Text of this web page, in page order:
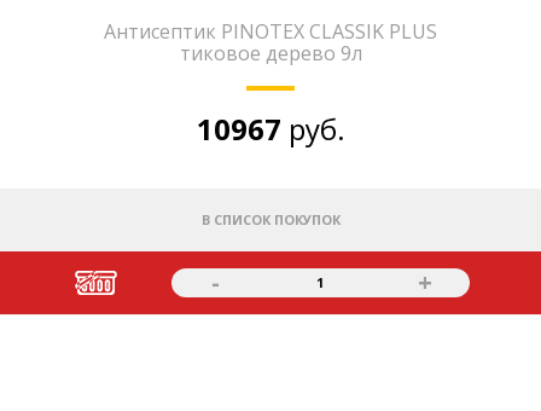
Антисептик PINOTEX CLASSIK PLUS
тиковое дерево 9л
10967 руб.
В СПИСОК ПОКУПОК
- 1 +